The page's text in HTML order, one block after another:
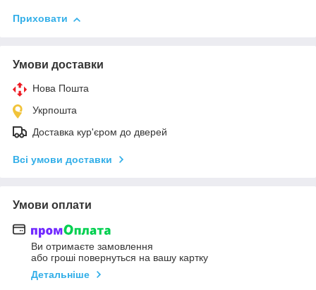
Приховати
Умови доставки
Нова Пошта
Укрпошта
Доставка кур'єром до дверей
Всі умови доставки
Умови оплати
Ви отримаєте замовлення
або гроші повернуться на вашу картку
Детальніше